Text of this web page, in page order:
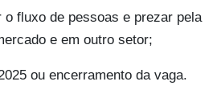
fluxo de pessoas e prezar pela
e em outro setor;
ou encerramento da vaga.